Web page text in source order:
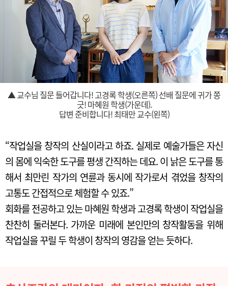
▲ 교수님 질문 들어갑니다! 고경록 학생(오른쪽) 선배 질문에 귀가 쫑
긋! 마혜원 학생(가운데).
답변 준비합니다! 최태만 교수(왼쪽)
“작업실을 창작의 산실이라고 하죠. 실제로 예술가들은 자신
의 몸에 익숙한 도구를 평생 간직하는 데요. 이 낡은 도구를 통
해서 최만린 작가의 연륜과 동시에 작가로서 겪었을 창작의
고통도 간접적으로 체험할 수 있죠.”
회화를 전공하고 있는 마혜원 학생과 고경록 학생이 작업실을
찬찬히 둘러본다. 가까운 미래에 본인만의 창작활동을 위해
작업실을 꾸릴 두 학생이 창작의 영감을 얻는 듯하다.